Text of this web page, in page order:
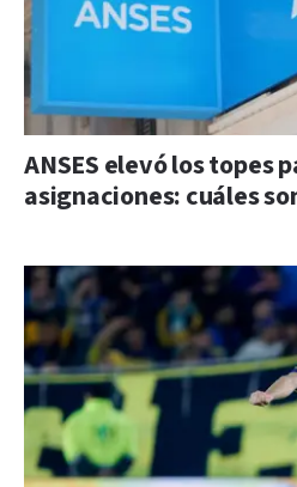
ANSES elevó los topes
asignaciones: cuáles